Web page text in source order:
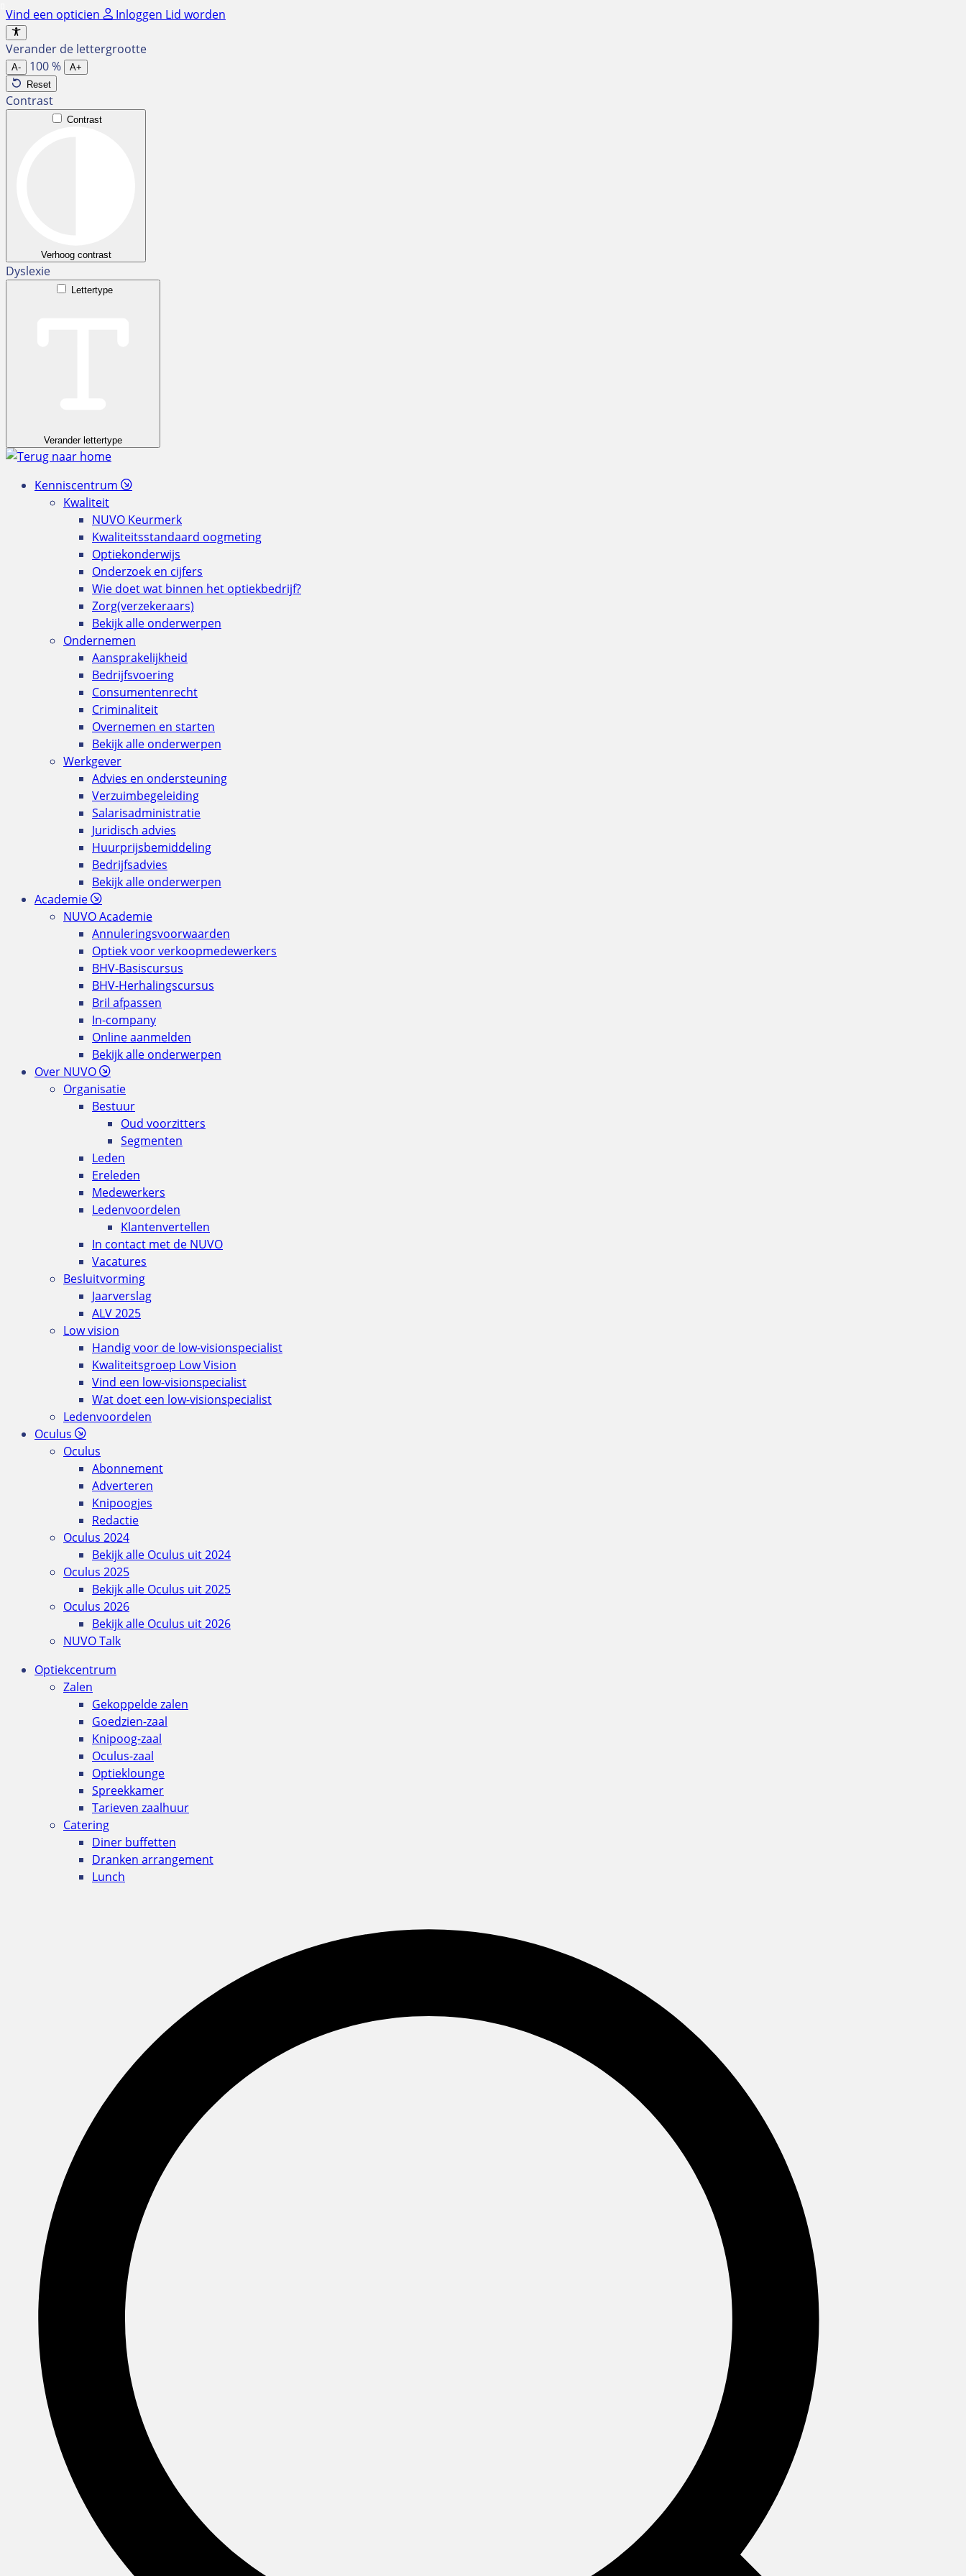
Ga
naar
de
inhoud
Vind een opticien Inloggen Lid worden
Verander de lettergrootte
A- 100%
A+
Reset
Contrast
Contrast
Verhoog contrast
Dyslexie
Lettertype
Verander lettertype
Kenniscentrum
Kwaliteit
NUVO Keurmerk
Kwaliteitsstandaard oogmeting
Optiekonderwijs
Onderzoek en cijfers
Wie doet wat binnen het optiekbedrijf?
Zorg(verzekeraars)
Bekijk alle onderwerpen
Ondernemen
Aansprakelijkheid
Bedrijfsvoering
Consumentenrecht
Criminaliteit
Overnemen en starten
Bekijk alle onderwerpen
Werkgever
Advies en ondersteuning
Verzuimbegeleiding
Salarisadministratie
Juridisch advies
Huurprijsbemiddeling
Bedrijfsadvies
Bekijk alle onderwerpen
Academie
NUVO Academie
Annuleringsvoorwaarden
Optiek voor verkoopmedewerkers
BHV-Basiscursus
BHV-Herhalingscursus
Bril afpassen
In-company
Online aanmelden
Bekijk alle onderwerpen
Over NUVO
Organisatie
Bestuur
Oud voorzitters
Segmenten
Leden
Ereleden
Medewerkers
Ledenvoordelen
Klantenvertellen
In contact met de NUVO
Vacatures
Besluitvorming
Jaarverslag
ALV 2025
Low vision
Handig voor de low-visionspecialist
Kwaliteitsgroep Low Vision
Vind een low-visionspecialist
Wat doet een low-visionspecialist
Ledenvoordelen
Oculus
Oculus
Abonnement
Adverteren
Knipoogjes
Redactie
Oculus 2024
Bekijk alle Oculus uit 2024
Oculus 2025
Bekijk alle Oculus uit 2025
Oculus 2026
Bekijk alle Oculus uit 2026
NUVO Talk
Optiekcentrum
Zalen
Gekoppelde zalen
Goedzien-zaal
Knipoog-zaal
Oculus-zaal
Optieklounge
Spreekkamer
Tarieven zaalhuur
Catering
Diner buffetten
Dranken arrangement
Lunch